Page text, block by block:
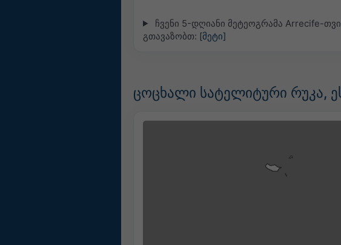
ჩვენი 5-დღიანი მეტეოგრამა Arrecife-
გთავაზობთ: [მეტი]
ცოცხალი სატელიტური რუკა,